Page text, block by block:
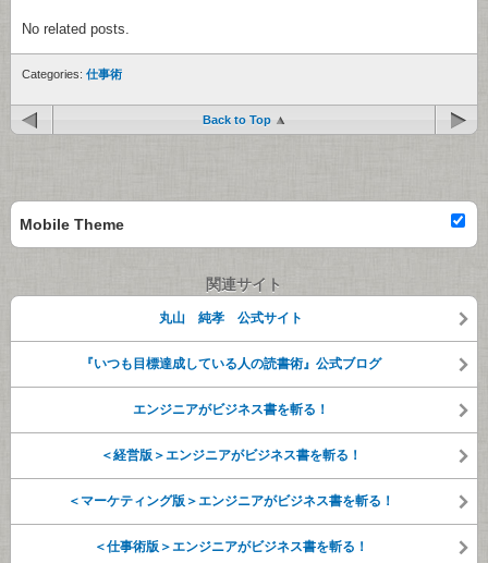
No related posts.
Categories: 仕事術
Back to Top
Mobile Theme
関連サイト
丸山 純孝 公式サイト
『いつも目標達成している人の読書術』公式ブログ
エンジニアがビジネス書を斬る！
＜経営版＞エンジニアがビジネス書を斬る！
＜マーケティング版＞エンジニアがビジネス書を斬る！
＜仕事術版＞エンジニアがビジネス書を斬る！